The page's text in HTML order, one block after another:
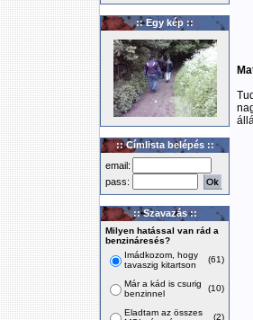
:: Egy kép ::
:: Címlista belépés ::
email:
pass:
:: Szavazás ::
Milyen hatással van rád a
benzináresés?
Imádkozom, hogy
tavaszig kitartson
(61)
Már a kád is csurig
benzinnel
(10)
Eladtam az összes
(2)